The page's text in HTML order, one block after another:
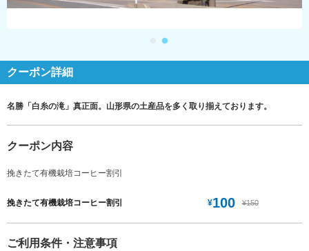
クーポン詳細
名勝「白糸の滝」真正面。山形県の土産品を多く取り揃えております。
クーポン内容
挽きたて有機栽培コーヒー割引
挽きたて有機栽培コーヒー割引 ¥100 ¥150
ご利用条件・注意事項